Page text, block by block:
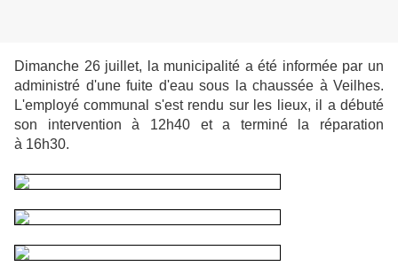
Dimanche 26 juillet, la municipalité a été informée par un
administré d'une fuite d'eau sous la chaussée à Veilhes.
L'employé communal s'est rendu sur les lieux, il a débuté
son intervention à 12h40 et a terminé la réparation
à 16h30.